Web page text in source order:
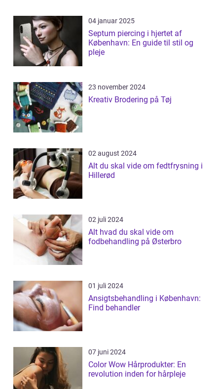
04 januar 2025
Septum piercing i hjertet af
København: En guide til stil og
pleje
23 november 2024
Kreativ Brodering på Tøj
02 august 2024
Alt du skal vide om fedtfrysning i
Hillerød
02 juli 2024
Alt hvad du skal vide om
fodbehandling på Østerbro
01 juli 2024
Ansigtsbehandling i København:
Find behandler
07 juni 2024
Color Wow Hårprodukter: En
revolution inden for hårpleje